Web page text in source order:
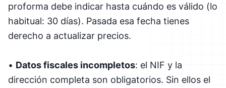
proforma debe indicar hasta cuándo es válido (lo
habitual: 30 días). Pasada esa fecha tienes
derecho a actualizar precios.
• Datos fiscales incompletos: el NIF y la
dirección completa son obligatorios. Sin ellos el